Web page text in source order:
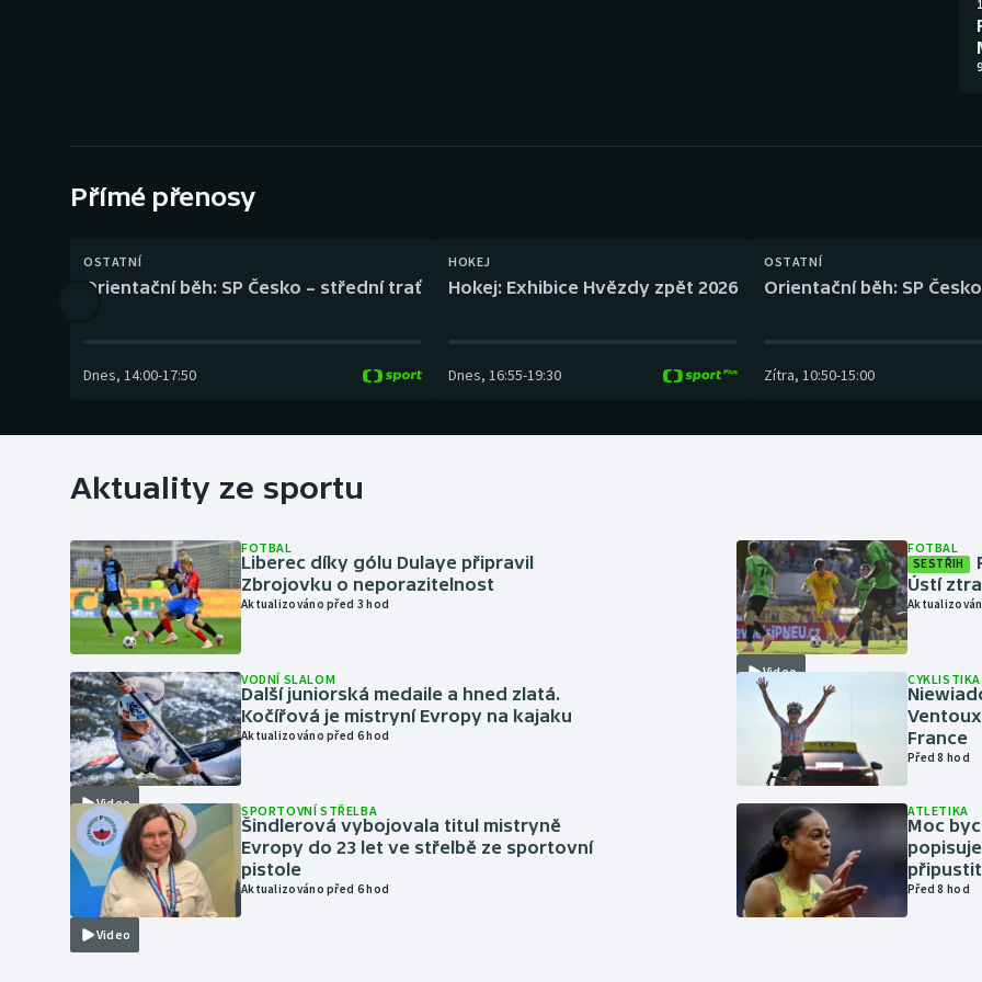
Přímé přenosy
OSTATNÍ
Orientační běh: SP Česko – střední trať
Dnes, 14:00-17:50
HOKEJ
Hokej: Exhibice Hvězdy zpět 2026
Dnes, 16:55-19:30
OSTATNÍ
Orientační běh: SP
Zítra, 10:50-15:00
Aktuality ze sportu
FOTBAL
Liberec díky gólu Dulaye připravil
Zbrojovku o neporazitelnost
Aktualizováno před 3 hod
Video
VODNÍ SLALOM
Další juniorská medaile a hned zlatá.
Kočířová je mistryní Evropy na kajaku
Aktualizováno před 6 hod
Video
SPORTOVNÍ STŘELBA
Šindlerová vybojovala titul mistryně
Evropy do 23 let ve střelbě ze sportovní
pistole
Aktualizováno před 6 hod
Video
FOTBAL
SESTŘIH
Ústí
CYKLISTIKA
France
Před 8 hod
ATLETIKA
Moc
připustit
Před 8 hod